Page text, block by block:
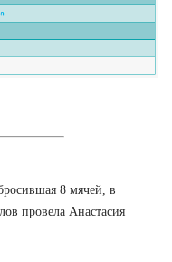
8 мячей, в
провела Анастасия